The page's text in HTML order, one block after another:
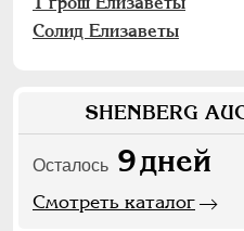
Солид Елизаветы
SHENBERG
Осталось 9дней
Смотреть каталог